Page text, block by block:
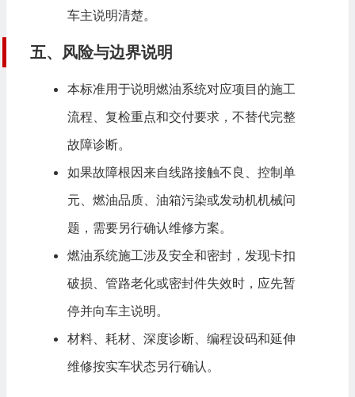
车主说明清楚。
五、风险与边界说明
本标准用于说明燃油系统对应项目的施工
流程、复检重点和交付要求，不替代完整
故障诊断。
如果故障根因来自线路接触不良、控制单
元、燃油品质、油箱污染或发动机机械问
题，需要另行确认维修方案。
燃油系统施工涉及安全和密封，发现卡扣
破损、管路老化或密封件失效时，应先暂
停并向车主说明。
材料、耗材、深度诊断、编程设码和延伸
维修按实车状态另行确认。